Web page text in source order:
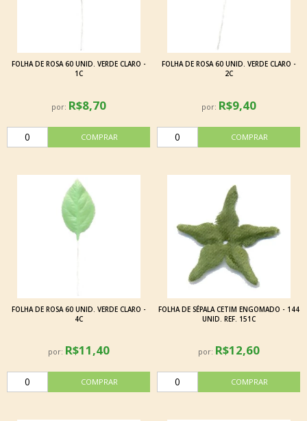
FOLHA DE ROSA 60 UNID. VERDE CLARO -
1C
por: R$8,70
FOLHA DE ROSA 60 UNID. VERDE CLARO -
2C
por: R$9,40
FOLHA DE ROSA 60 UNID. VERDE CLARO -
4C
por: R$11,40
FOLHA DE SÉPALA CETIM ENGOMADO - 144
UNID. REF. 151C
por: R$12,60